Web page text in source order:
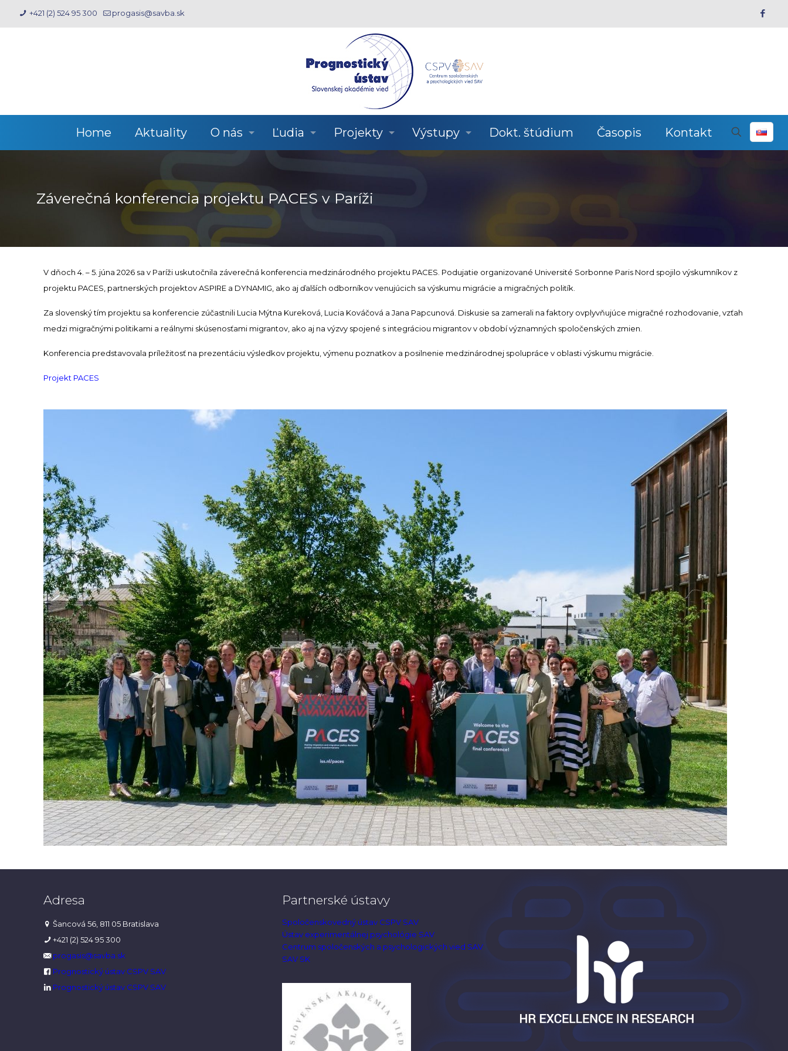
+421 (2) 524 95 300 progasis@savba.sk
Home Aktuality O nás Ľudia Projekty Výstupy Dokt. štúdium Časopis Kontakt
Záverečná konferencia projektu PACES v Paríži
V dňoch 4. – 5. júna 2026 sa v Paríži uskutočnila záverečná konferencia medzinárodného projektu PACES. Podujatie organizované Université Sorbonne Paris Nord spojilo výskumníkov z
projektu PACES, partnerských projektov ASPIRE a DYNAMIG, ako aj ďalších odborníkov venujúcich sa výskumu migrácie a migračných politík.
Za slovenský tím projektu sa konferencie zúčastnili Lucia Mýtna Kureková, Lucia Kováčová a Jana Papcunová. Diskusie sa zamerali na faktory ovplyvňujúce migračné rozhodovanie, vzťah
medzi migračnými politikami a reálnymi skúsenosťami migrantov, ako aj na výzvy spojené s integráciou migrantov v období významných spoločenských zmien.
Konferencia predstavovala príležitosť na prezentáciu výsledkov projektu, výmenu poznatkov a posilnenie medzinárodnej spolupráce v oblasti výskumu migrácie.
Projekt PACES
Adresa
Šancová 56, 811 05 Bratislava
+421 (2) 524 95 300
progasis@savba.sk
Prognostický ústav CSPV SAV
Prognostický ústav CSPV SAV
Partnerské ústavy
Spoločenskovedný ústav CSPV SAV
Ústav experimentálnej psychológie SAV
Centrum spoločenských a psychologických vied SAV
SAV SK